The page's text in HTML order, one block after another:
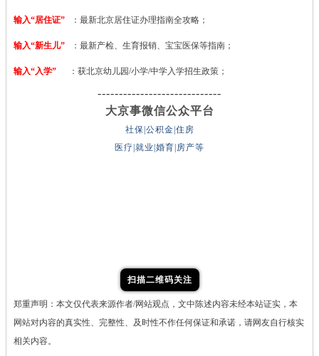
输入“居住证” ：最新北京居住证办理指南全攻略；
输入“新生儿” ：最新产检、生育报销、宝宝医保等指南；
输入“入学” ：获北京幼儿园/小学/中学入学招生政策；
-----------------------------
大京事微信公众平台
社保|公积金|住房
医疗|就业|婚育|房产等
扫描二维码关注
郑重声明：本文仅代表来源作者/网站观点，文中陈述内容未经本站证实，本
网站对内容的真实性、完整性、及时性不作任何保证和承诺，请网友自行核实
相关内容。